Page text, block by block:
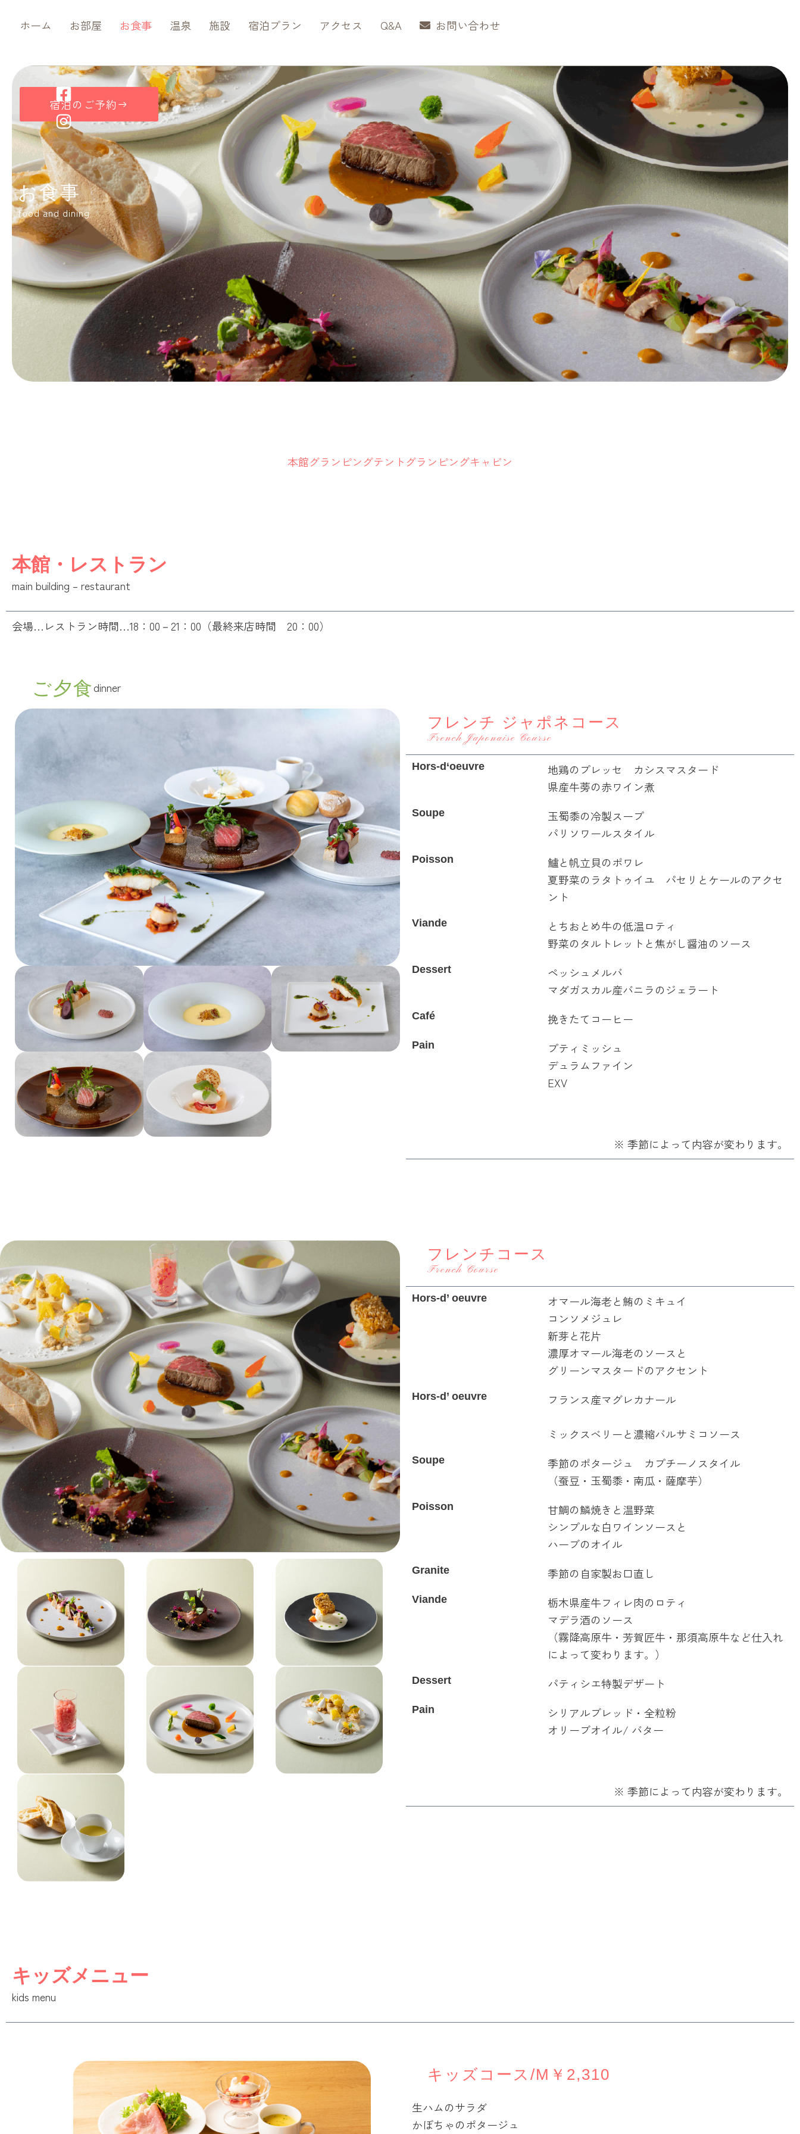
ホーム お部屋 お食事 温泉 施設 宿泊プラン アクセス Q&A お問い合わせ
お食事
food and dining
宿泊のご予約
本館グランピングテント グランピングキャビン
本館・レストラン
main building – restaurant
会場…レストラン時間…18：00－21：00（最終来店時間 20：00）
ご夕食dinner
フレンチ ジャポネコース
French Japonaise Course
Hors-d‘oeuvre
地鶏のプレッセ カシスマスタード
県産牛蒡の赤ワイン煮
Soupe
玉蜀黍の冷製スープ
パリソワールスタイル
Poisson
鱸と帆立貝のポワレ
夏野菜のラタトゥイユ パセリとケールのアクセ
ント
Viande
とちおとめ牛の低温ロティ
野菜のタルトレットと焦がし醤油のソース
Dessert
ペッシュメルバ
マダガスカル産バニラのジェラート
Café 挽きたてコーヒー
Pain
プティミッシュ
デュラムファイン
EXV
※ 季節によって内容が変わります。
フレンチコース
French Course
Hors-d’ oeuvre
オマール海老と鮪のミキュイ
コンソメジュレ
新芽と花片
濃厚オマール海老のソースと
グリーンマスタードのアクセント
Hors-d’ oeuvre フランス産マグレカナール
ミックスベリーと濃縮バルサミコソース
Soupe
季節のポタージュ カプチーノスタイル
（蚕豆・玉蜀黍・南瓜・薩摩芋）
Poisson
甘鯛の鱗焼きと温野菜
シンプルな白ワインソースと
ハーブのオイル
Granite 季節の自家製お口直し
Viande
栃木県産牛フィレ肉のロティ
マデラ酒のソース
（霧降高原牛・芳賀匠牛・那須高原牛など仕入れ
によって変わります。）
Dessert パティシエ特製デザート
Pain
シリアルブレッド・全粒粉
オリーブオイル/ バター
※ 季節によって内容が変わります。
キッズメニュー
kids menu
キッズコース/M ￥2,310
生ハムのサラダ
かぼちゃのポタージュ